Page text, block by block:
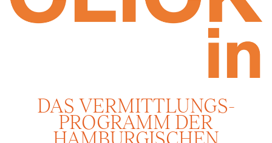
DAS VERMITTLUNGS­
PROGRAMM DER
HAMBURGISCHEN